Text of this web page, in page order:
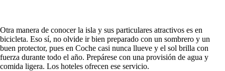
Otra manera de conocer la isla y sus particulares atractivos es en
bicicleta. Eso sí, no olvide ir bien preparado con un sombrero y un
buen protector, pues en Coche casi nunca llueve y el sol brilla con
fuerza durante todo el año. Prepárese con una provisión de agua y
comida ligera. Los hoteles ofrecen ese servicio.